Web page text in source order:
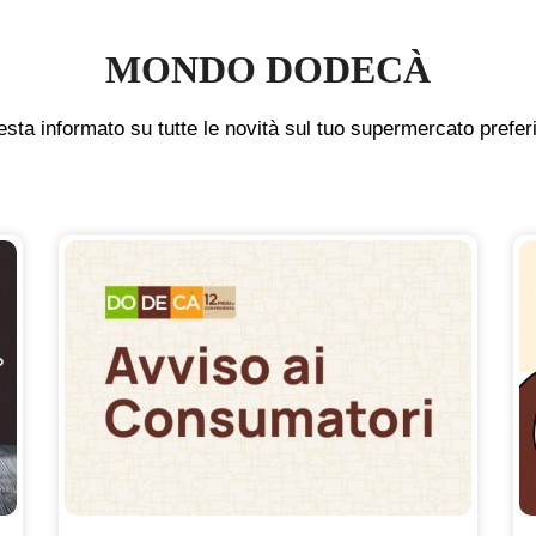
MONDO DODECÀ
informato su tutte le novità sul tuo supermercato